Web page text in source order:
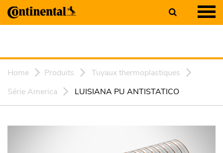
Home Produits
Tuyaux thermoplastiques
Série America
LUISIANA PU ANTISTATICO